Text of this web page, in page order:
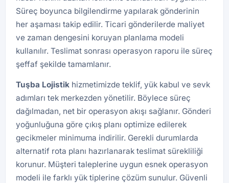
Süreç boyunca bilgilendirme yapılarak gönderinin
her aşaması takip edilir. Ticari gönderilerde maliyet
ve zaman dengesini koruyan planlama modeli
kullanılır. Teslimat sonrası operasyon raporu ile süreç
şeffaf şekilde tamamlanır.
Tuşba Lojistik hizmetimizde teklif, yük kabul ve sevk
adımları tek merkezden yönetilir. Böylece süreç
dağılmadan, net bir operasyon akışı sağlanır. Gönderi
yoğunluğuna göre çıkış planı optimize edilerek
gecikmeler minimuma indirilir. Gerekli durumlarda
alternatif rota planı hazırlanarak teslimat sürekliliği
korunur. Müşteri taleplerine uygun esnek operasyon
modeli ile farklı yük tiplerine çözüm sunulur. Güvenli